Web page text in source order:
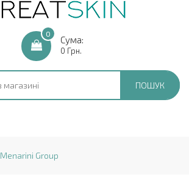
0
Сума:
0 Грн.
ПОШУК
Menarini Group